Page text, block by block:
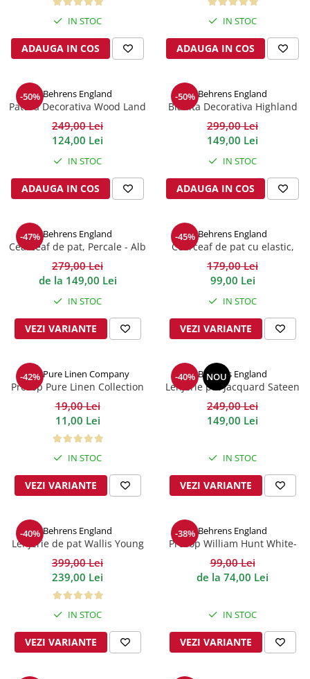
IN STOC
ADAUGA IN COS
IN STOC
ADAUGA IN COS
-50% Behrens England
Patura Decorativa Wood Land
Grey
249,00 Lei
124,00 Lei
IN STOC
ADAUGA IN COS
-50% Behrens England
Blanita Decorativa Highland
180x130x10 cm
299,00 Lei
149,00 Lei
IN STOC
ADAUGA IN COS
-47% Behrens England
Cearceaf de pat, Percale - Alb
279,00 Lei
de la 149,00 Lei
IN STOC
VEZI VARIANTE
-45% Behrens England
Cearceaf de pat cu elastic,
200TC - Grey
179,00 Lei
99,00 Lei
IN STOC
VEZI VARIANTE
-42%
The Pure Linen Company
Prosop Pure Linen Collection
Aqua
19,00 Lei
11,00 Lei
IN STOC
VEZI VARIANTE
-40% NOU
Behrens England
Lenjerie pat Jacquard Sateen
Stripe Ivory 300TC
249,00 Lei
149,00 Lei
IN STOC
VEZI VARIANTE
-40% Behrens England
Lenjerie de pat Wallis Young
Hive Percale
399,00 Lei
239,00 Lei
IN STOC
VEZI VARIANTE
-38% Behrens England
Prosop William Hunt White-
Navy 600GSM
99,00 Lei
de la 74,00 Lei
IN STOC
VEZI VARIANTE